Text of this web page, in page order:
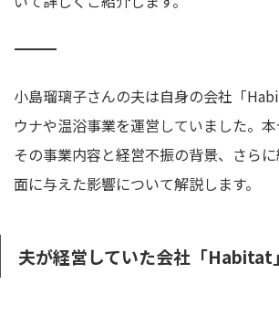
――――――――――――――――――――――――――――――――
小島瑠璃子さんの夫は自身の会社「
ウナや温浴事業を運営していました。本
その事業内容と経営不振の背景、さら
面に与えた影響について解説します。
夫が経営していた会社「Habitat